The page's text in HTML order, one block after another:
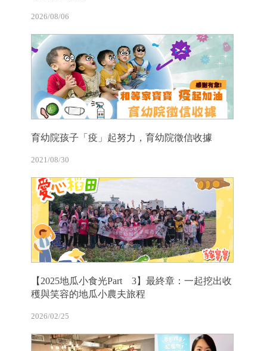
2026/08/06
育幼院孩子「疫」起努力，育幼院徵信收據
2021/08/30
【2025地瓜小食光Part 3】最終章：一起挖出收
穫與笑容的地瓜小農夫旅程
2026/02/25